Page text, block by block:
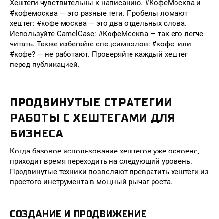
Хештеги чувствительны к написанию. #КофеМосква и
#кофемосква — это разные теги. Пробелы ломают
хештег: #кофе москва — это два отдельных слова.
Используйте CamelCase: #КофеМосква — так его легче
читать. Также избегайте спецсимволов: #кофе! или
#кофе? — не работают. Проверяйте каждый хештег
перед публикацией.
ПРОДВИНУТЫЕ СТРАТЕГИИ
РАБОТЫ С ХЕШТЕГАМИ ДЛЯ
БИЗНЕСА
Когда базовое использование хештегов уже освоено,
приходит время переходить на следующий уровень.
Продвинутые техники позволяют превратить хештеги из
простого инструмента в мощный рычаг роста.
СОЗДАНИЕ И ПРОДВИЖЕНИЕ